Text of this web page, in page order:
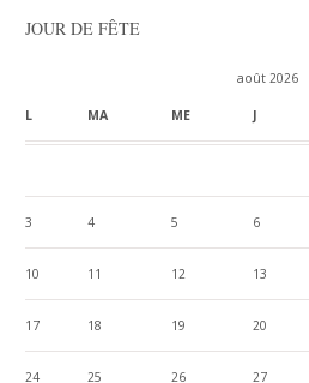
JOUR DE FÊTE
août 2026
L MA ME J
3 4 5 6
10 11 12 13
17 18 19 20
24 25 26 27